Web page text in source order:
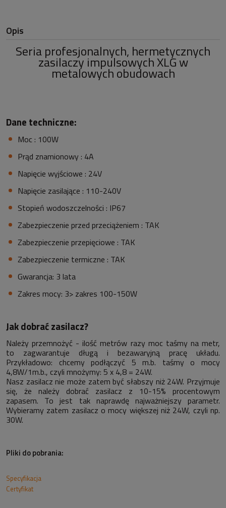
Opis
Seria profesjonalnych, hermetycznych
zasilaczy impulsowych XLG w
metalowych obudowach
Dane techniczne:
Moc : 100W
Prąd znamionowy : 4A
Napięcie wyjściowe : 24V
Napięcie zasilające : 110-240V
Stopień wodoszczelności : IP67
Zabezpieczenie przed przeciążeniem : TAK
Zabezpieczenie przepięciowe : TAK
Zabezpieczenie termiczne : TAK
Gwarancja: 3 lata
Zakres mocy: 3> zakres 100-150W
Jak dobrać zasilacz?
Należy przemnożyć - ilość metrów razy moc taśmy na metr,
to zagwarantuje długą i bezawaryjną pracę układu.
Przykładowo: chcemy podłączyć 5 m.b. taśmy o mocy
4,8W/1m.b., czyli mnożymy: 5 x 4,8 = 24W.
Nasz zasilacz nie może zatem być słabszy niż 24W. Przyjmuje
się, że należy dobrać zasilacz z 10-15% procentowym
zapasem. To jest tak naprawdę najważniejszy parametr.
Wybieramy zatem zasilacz o mocy większej niż 24W, czyli np.
30W.
Pliki do pobrania:
Specyfikacja
Certyfikat